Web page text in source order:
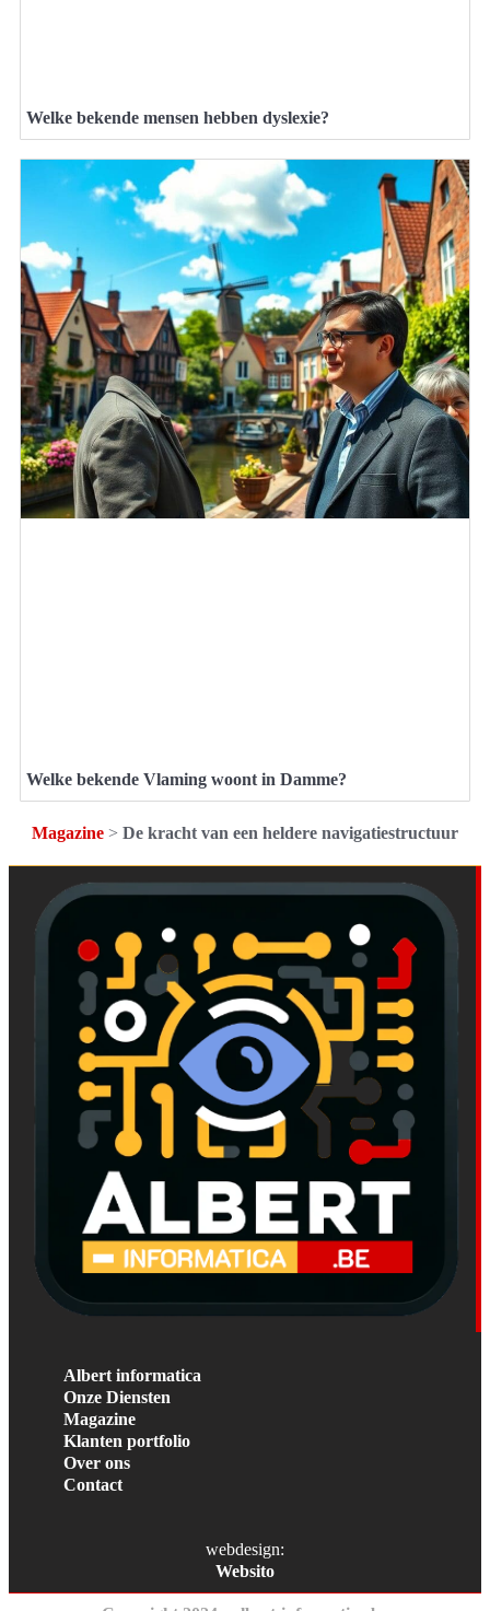
Welke bekende mensen hebben dyslexie?
Welke bekende Vlaming woont in Damme?
Magazine > De kracht van een heldere navigatiestructuur
Albert informatica
Onze Diensten
Magazine
Klanten portfolio
Over ons
Contact
webdesign:
Websito